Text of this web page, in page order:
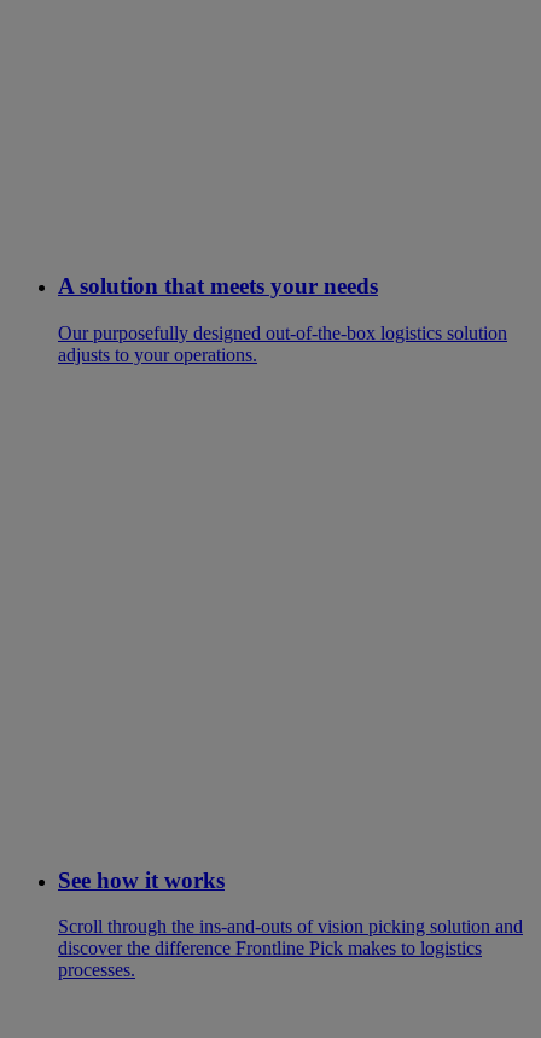
A solution that meets your needs
Our purposefully designed out-of-the-box logistics solution
adjusts to your operations.
See how it works
Scroll through the ins-and-outs of vision picking solution and
discover the difference Frontline Pick makes to logistics
processes.